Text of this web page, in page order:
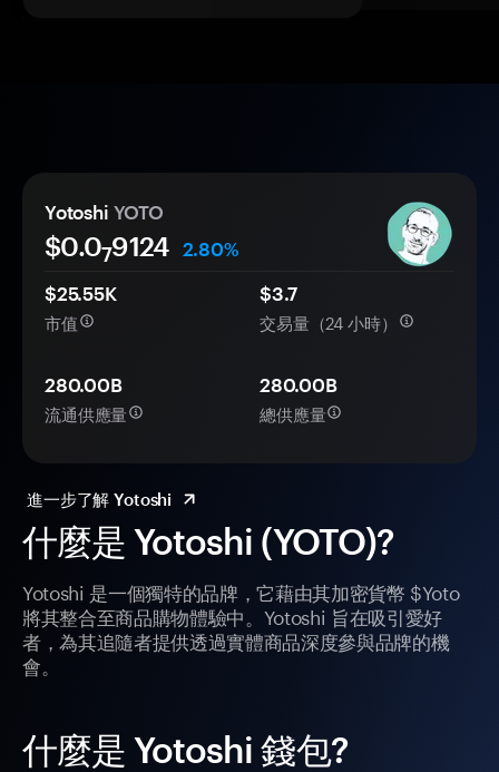
什麼是 Yotoshi (YOTO)?
Yotoshi 是一個獨特的品牌，它藉由其加密貨幣 $Yoto
將其整合至商品購物體驗中。Yotoshi 旨在吸引愛好
者，為其追隨者提供透過實體商品深度參與品牌的機
會。
什麼是 Yotoshi 錢包?
Yotoshi YOTO
$0.079124
2.80%
$25.55K
市值
$3.7
交易量（24 小時）
280.00B
流通供應量
280.00B
總供應量
進一步了解 Yotoshi